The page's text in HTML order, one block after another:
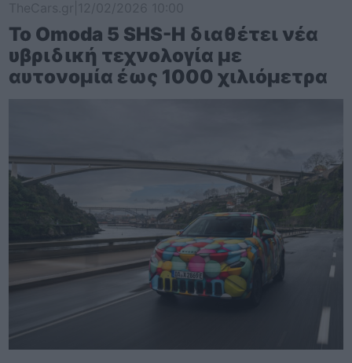
Το Omoda 5 SHS-H διαθέτει νέα
υβριδική τεχνολογία με
αυτονομία έως 1000 χιλιόμετρα